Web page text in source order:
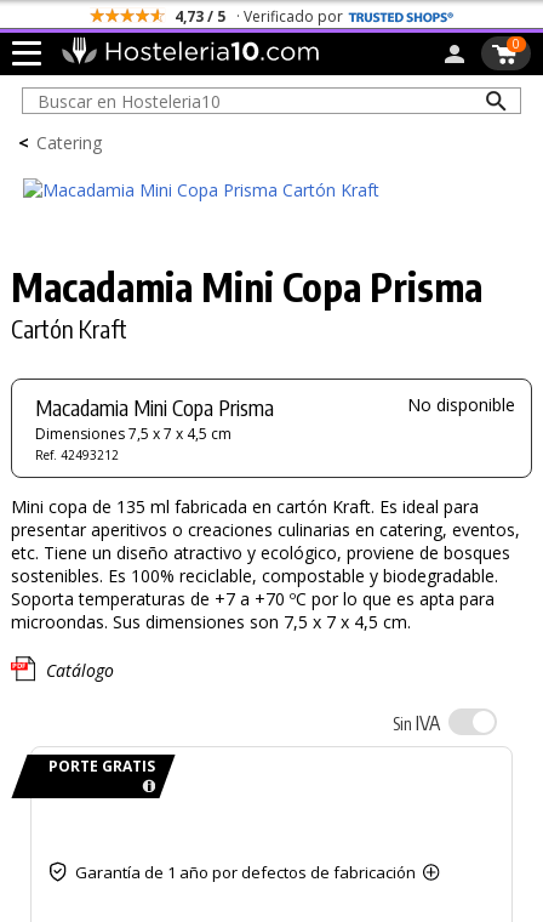
4,73 / 5 · Verificado por
0
< Catering
Macadamia Mini Copa Prisma
Cartón Kraft
Macadamia Mini Copa Prisma
Dimensiones 7,5 x 7 x 4,5 cm
Ref. 42493212
No disponible
Mini copa de 135 ml fabricada en cartón Kraft. Es ideal para
presentar aperitivos o creaciones culinarias en catering, eventos,
etc. Tiene un diseño atractivo y ecológico, proviene de bosques
sostenibles. Es 100% reciclable, compostable y biodegradable.
Soporta temperaturas de +7 a +70 ºC por lo que es apta para
microondas. Sus dimensiones son 7,5 x 7 x 4,5 cm.
Catálogo
Sin IVA
PORTE GRATIS
Garantía de 1 año por defectos de fabricación